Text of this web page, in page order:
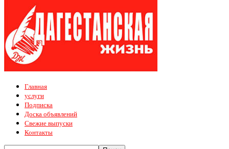
Главная
услуги
Подписка
Доска объявлений
Свежие выпуски
Контакты